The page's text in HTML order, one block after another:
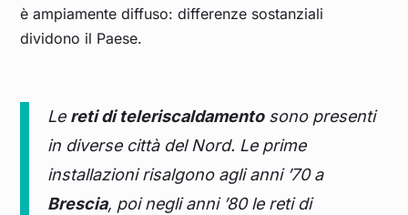
è ampiamente diffuso: differenze sostanziali
dividono il Paese.
Le reti di teleriscaldamentosono presenti
in diverse città del Nord. Le prime
installazioni risalgono agli anni ’70 a
Brescia, poi negli anni ’80 le reti di